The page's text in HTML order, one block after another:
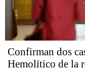
Confirman dos
Hemolítico de la